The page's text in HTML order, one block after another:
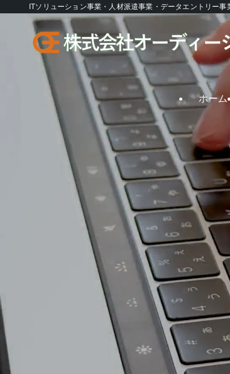
ITソリューション事業・人材派遣事業・データエントリー事
ホーム